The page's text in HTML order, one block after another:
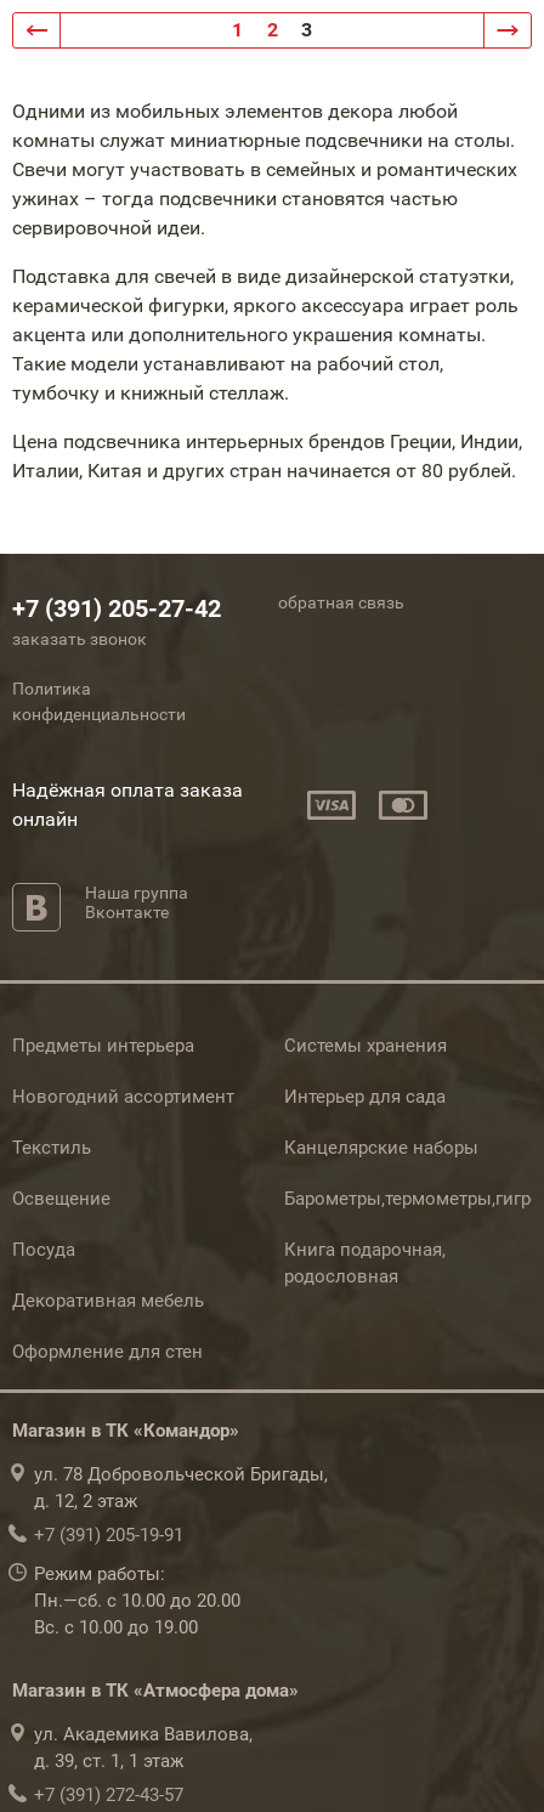
1 2 3
Одними из мобильных элементов декора любой
комнаты служат миниатюрные подсвечники на столы.
Свечи могут участвовать в семейных и романтических
ужинах – тогда подсвечники становятся частью
сервировочной идеи.
Подставка для свечей в виде дизайнерской статуэтки,
керамической фигурки, яркого аксессуара играет роль
акцента или дополнительного украшения комнаты.
Такие модели устанавливают на рабочий стол,
тумбочку и книжный стеллаж.
Цена подсвечника интерьерных брендов Греции, Индии,
Италии, Китая и других стран начинается от 80 рублей.
+7 (391) 205-27-42
заказать звонок
обратная связь
Политика
конфиденциальности
Надёжная оплата заказа
онлайн
Наша группа
Вконтакте
Предметы интерьера
Новогодний ассортимент
Текстиль
Освещение
Посуда
Декоративная мебель
Оформление для стен
Системы хранения
Интерьер для сада
Канцелярские наборы
Книга подарочная,
родословная
Магазин в ТК «Командор»
ул. 78 Добровольческой Бригады,
д. 12, 2 этаж
+7 (391) 205-19-91
Режим работы:
Пн.—сб. с 10.00 до 20.00
Вс. с 10.00 до 19.00
Магазин в ТК «Атмосфера дома»
ул. Академика Вавилова,
д. 39, ст. 1, 1 этаж
+7 (391) 272-43-57